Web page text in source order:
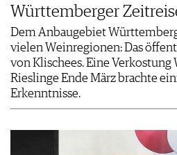
Württemberger
Dem Anbaugebiet
vielen Weinregionen: Das
von Klischees. Eine
Rieslinge Ende März brachte
Erkenntnisse.